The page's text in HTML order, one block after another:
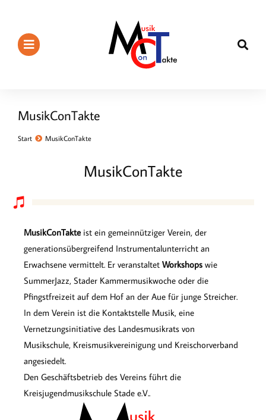
MusikConTakte
Sie befinden sich hier:
Start MusikConTakte
MusikConTakte
MusikConTakteist ein gemeinnütziger Verein, der
generationsübergreifend Instrumentalunterricht an
Erwachsene vermittelt. Er veranstaltet Workshops wie
SummerJazz, Stader Kammermusikwoche oder die
Pfingstfreizeit auf dem Hof an der Aue für junge Streicher.
In dem Verein ist die Kontaktstelle Musik, eine
Vernetzungsinitiative des Landesmusikrats von
Musikschule, Kreismusikvereinigung und Kreischorverband
angesiedelt.
Den Geschäftsbetrieb des Vereins führt die
Kreisjugendmusikschule Stade e.V..